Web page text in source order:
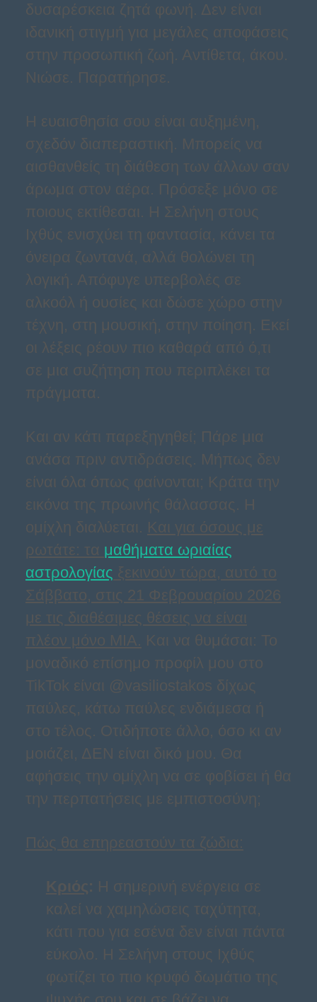
δυσαρέσκεια ζητά φωνή. Δεν είναι
ιδανική στιγμή για μεγάλες αποφάσεις
στην προσωπική ζωή. Αντίθετα, άκου.
Νιώσε. Παρατήρησε.
Η ευαισθησία σου είναι αυξημένη,
σχεδόν διαπεραστική. Μπορείς να
αισθανθείς τη διάθεση των άλλων σαν
άρωμα στον αέρα. Πρόσεξε μόνο σε
ποιους εκτίθεσαι. Η Σελήνη στους
Ιχθύς ενισχύει τη φαντασία, κάνει τα
όνειρα ζωντανά, αλλά θολώνει τη
λογική. Απόφυγε υπερβολές σε
αλκοόλ ή ουσίες και δώσε χώρο στην
τέχνη, στη μουσική, στην ποίηση. Εκεί
οι λέξεις ρέουν πιο καθαρά από ό,τι
σε μια συζήτηση που περιπλέκει τα
πράγματα.
Και αν κάτι παρεξηγηθεί; Πάρε μια
ανάσα πριν αντιδράσεις. Μήπως δεν
είναι όλα όπως φαίνονται; Κράτα την
εικόνα της πρωινής θάλασσας. Η
ομίχλη διαλύεται. Και για όσους με
ρωτάτε: τα μαθήματα ωριαίας
αστρολογίας ξεκινούν τώρα, αυτό το
Σάββατο, στις 21 Φεβρουαρίου 2026
με τις διαθέσιμες θέσεις να είναι
πλέον μόνο ΜΙΑ. Και να θυμάσαι: Το
μοναδικό επίσημο προφίλ μου στο
TikTok είναι @vasiliostakos δίχως
παύλες, κάτω παύλες ενδιάμεσα ή
στο τέλος. Οτιδήποτε άλλο, όσο κι αν
μοιάζει, ΔΕΝ είναι δικό μου. Θα
αφήσεις την ομίχλη να σε φοβίσει ή θα
την περπατήσεις με εμπιστοσύνη;
Πώς θα επηρεαστούν τα ζώδια:
Κριός: Η σημερινή ενέργεια σε
καλεί να χαμηλώσεις ταχύτητα,
κάτι που για εσένα δεν είναι πάντα
εύκολο. Η Σελήνη στους Ιχθύς
φωτίζει το πιο κρυφό δωμάτιο της